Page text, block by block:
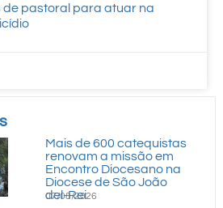
de pastoral para atuar na
Mais de 600 catequistas
renovam a missão em
Encontro Diocesano na
Diocese de São João
del-Rei
07/08/2026